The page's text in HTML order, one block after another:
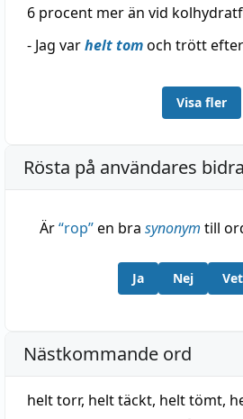
6 procent mer än vid
- Jag varhelt tomoch trött
Visa fler
Rösta på användares
Är“rop”en bra synonym till
Ja Nej
Nästkommande ord
helt torr, helt täckt, helt tömt,